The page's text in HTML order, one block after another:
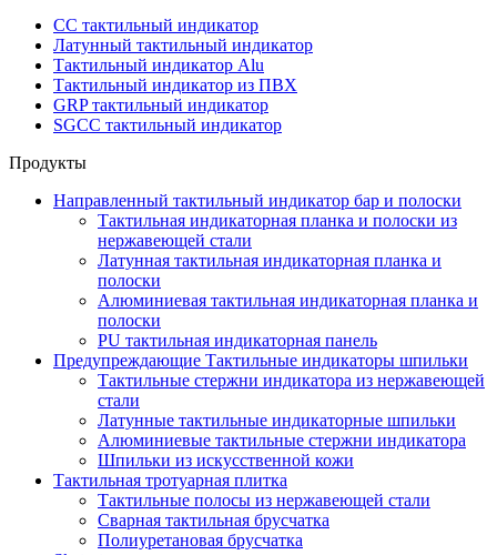
СС тактильный индикатор
Латунный тактильный индикатор
Тактильный индикатор Alu
Тактильный индикатор из ПВХ
GRP тактильный индикатор
SGCC тактильный индикатор
Продукты
Направленный тактильный индикатор бар и полоски
Тактильная индикаторная планка и полоски из
нержавеющей стали
Латунная тактильная индикаторная планка и
полоски
Алюминиевая тактильная индикаторная планка и
полоски
PU тактильная индикаторная панель
Предупреждающие Тактильные индикаторы шпильки
Тактильные стержни индикатора из нержавеющей
стали
Латунные тактильные индикаторные шпильки
Алюминиевые тактильные стержни индикатора
Шпильки из искусственной кожи
Тактильная тротуарная плитка
Тактильные полосы из нержавеющей стали
Сварная тактильная брусчатка
Полиуретановая брусчатка